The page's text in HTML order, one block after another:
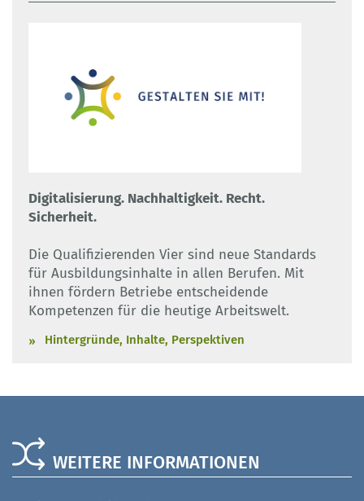
Digitalisierung. Nachhaltigkeit. Recht.
Sicherheit.
Die Qualifizierenden Vier sind neue Standards
für Ausbildungsinhalte in allen Berufen. Mit
ihnen fördern Betriebe entscheidende
Kompetenzen für die heutige Arbeitswelt.
Hintergründe, Inhalte, Perspektiven
WEITERE INFORMATIONEN